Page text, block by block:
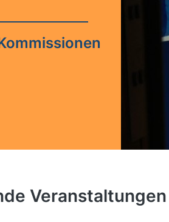
Veranstaltungen